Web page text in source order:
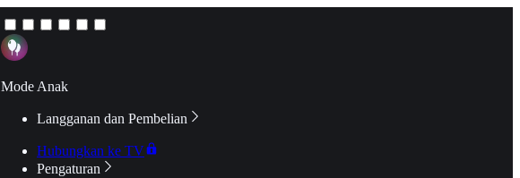
Mode Anak
Langganan dan Pembelian
Hubungkan ke TV
Pengaturan